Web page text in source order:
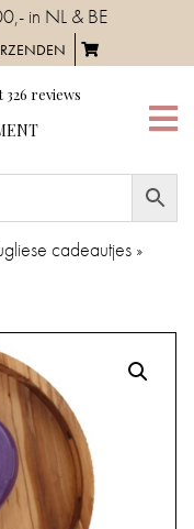
in NL & BE
326 reviews
cadeautjes »